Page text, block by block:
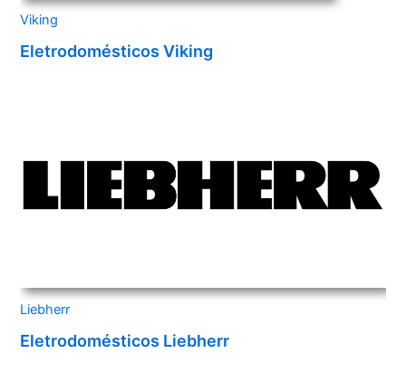
Viking
Eletrodomésticos Viking
Liebherr
Eletrodomésticos Liebherr